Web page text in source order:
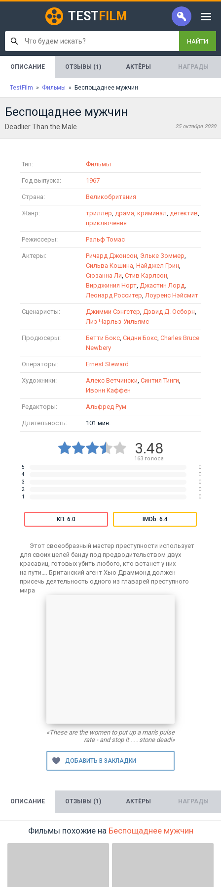
TEST FILM
НАЙТИ
ОПИСАНИЕ ОТЗЫВЫ (1) АКТЁРЫ НАГРАДЫ
TestFilm » Фильмы » Беспощаднее мужчин
Беспощаднее мужчин
Deadlier Than the Male 25 октября 2020
Тип: Фильмы
Год выпуска: 1967
Страна: Великобритания
Жанр: триллер, драма, криминал, детектив,
приключения
Режиссеры: Ральф Томас
Актеры: Ричард Джонсон, Эльке Зоммер,
Сильва Кошина, Найджел Грин,
Сюзанна Ли, Стив Карлсон,
Вирджиния Норт, Джастин Лорд,
Леонард Росситер, Лоуренс Нэйсмит
Сценаристы: Джимми Сэнгстер, Дэвид Д. Осборн,
Лиз Чарльз-Уильямс
Продюсеры: Бетти Бокс, Сидни Бокс, Charles Bruce
Newbery
Операторы: Ernest Steward
Художники: Алекс Ветчински, Синтия Тинги,
Ивонн Каффен
Редакторы: Альфред Рум
Длительность: 101 мин.
3.48
163голоса
5
0
4
0
3
0
2
0
1
0
КП: 6.0 IMDb: 6.4
Этот своеобразный мастер преступности использует
для своих целей банду под предводительством двух
красавиц, готовых убить любого, кто встанет у них
на пути…. Британский агент Хью Драммонд должен
присечь деятельность одного из главарей преступного
мира
«These are the women to put up a man's pulse
rate - and stop it . . . stone dead!»
ОПИСАНИЕ ОТЗЫВЫ (1) АКТЁРЫ НАГРАДЫ
Фильмы похожие на Беспощаднее мужчин